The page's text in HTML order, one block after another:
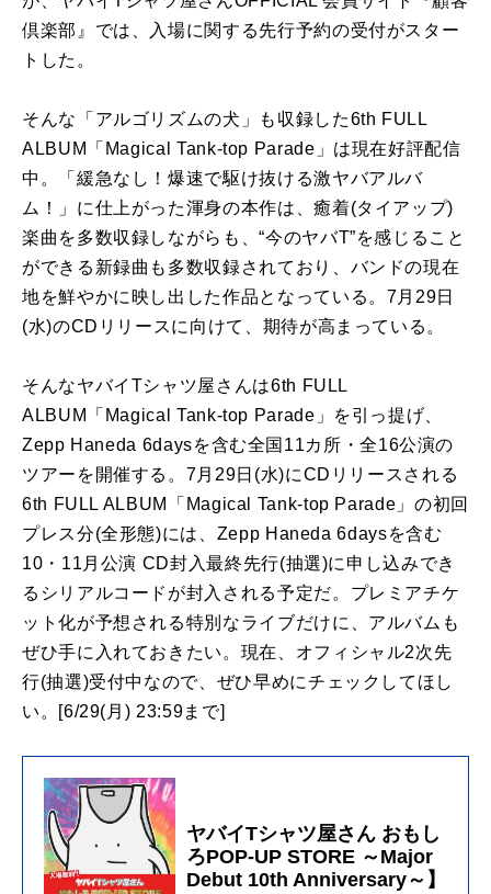
倶楽部』では、入場に関する先行予約の受付がスター
トした。
そんな「アルゴリズムの犬」も収録した6th FULL
ALBUM「Magical Tank-top Parade」は現在好評配信
中。「緩急なし！爆速で駆け抜ける激ヤバアルバ
ム！」に仕上がった渾身の本作は、癒着(タイアップ)
楽曲を多数収録しながらも、“今のヤバT”を感じること
ができる新録曲も多数収録されており、バンドの現在
地を鮮やかに映し出した作品となっている。7月29日
(水)のCDリリースに向けて、期待が高まっている。
そんなヤバイTシャツ屋さんは6th FULL
ALBUM「Magical Tank-top Parade」を引っ提げ、
Zepp Haneda 6daysを含む全国11カ所・全16公演の
ツアーを開催する。7月29日(水)にCDリリースされる
6th FULL ALBUM「Magical Tank-top Parade」の初回
プレス分(全形態)には、Zepp Haneda 6daysを含む
10・11月公演 CD封入最終先行(抽選)に申し込みでき
るシリアルコードが封入される予定だ。プレミアチケ
ット化が予想される特別なライブだけに、アルバムも
ぜひ手に入れておきたい。現在、 オフィシャル2次先
行(抽選)受付中なので、ぜひ早めにチェックしてほし
い。
6/29(月 ) 23:59まで]
ヤバイTシャツ屋さん おもし
ろPOP-UP STORE ～Major
Debut 10th Anniversary～】